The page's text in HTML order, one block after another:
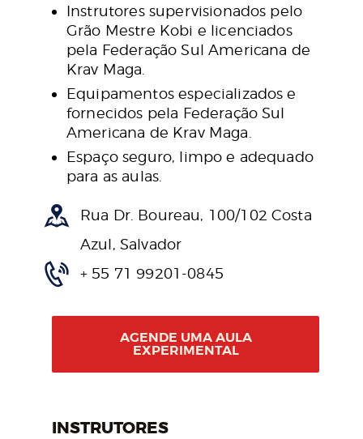
Instrutores supervisionados pelo
Grão Mestre Kobi e licenciados
pela Federação Sul Americana de
Krav Maga.
Equipamentos especializados e
fornecidos pela Federação Sul
Americana de Krav Maga.
Espaço seguro, limpo e adequado
para as aulas.
Rua Dr. Boureau, 100/102 Costa
Azul, Salvador
+ 55 71 99201-0845
AGENDE UMA AULA
EXPERIMENTAL
INSTRUTORES